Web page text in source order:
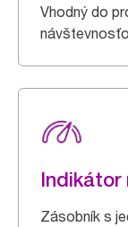
Vhodný do
Indikátor
Zásobník s